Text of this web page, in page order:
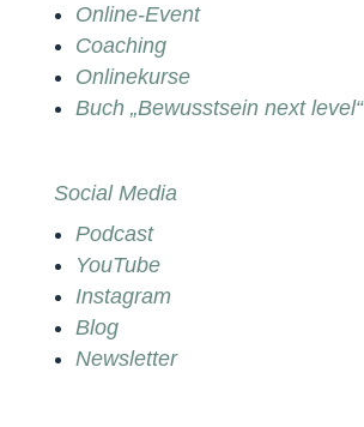
Online-Event
Coaching
Onlinekurse
Buch „Bewusstsein next level“
Social Media
Podcast
YouTube
Instagram
Blog
Newsletter